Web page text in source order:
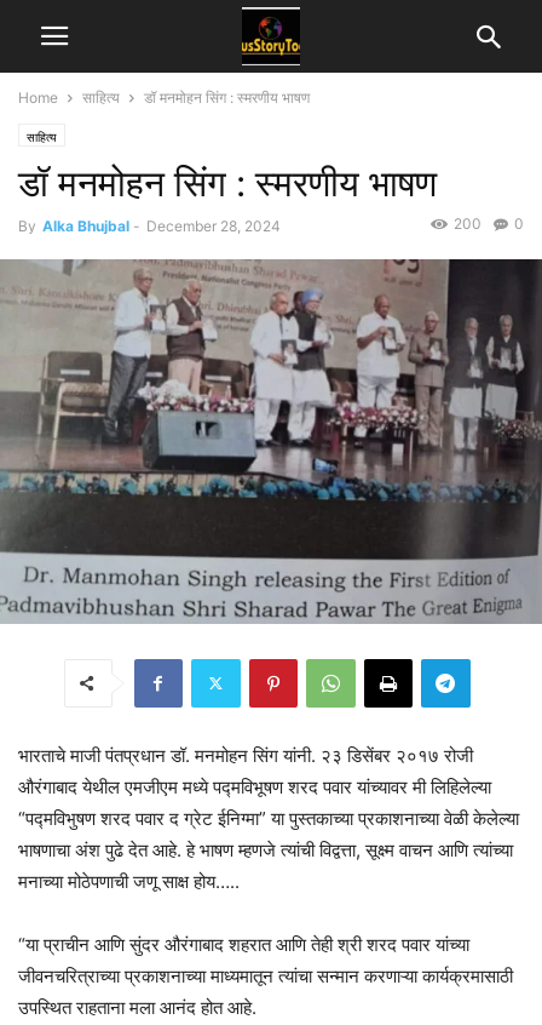
Home साहित्य डॉ मनमोहन सिंग : स्मरणीय भाषण
साहित्य
डॉ मनमोहन सिंग : स्मरणीय भाषण
By Alka Bhujbal - December 28, 2024 0
200
भारताचे माजी पंतप्रधान डॉ. मनमोहन सिंग यांनी. २३ डिसेंबर २०१७ रोजी
औरंगाबाद येथील एमजीएम मध्ये पद्मविभूषण शरद पवार यांच्यावर मी लिहिलेल्या
“पद्मविभुषण शरद पवार द ग्रेट ईनिग्मा” या पुस्तकाच्या प्रकाशनाच्या वेळी केलेल्या
भाषणाचा अंश पुढे देत आहे. हे भाषण म्हणजे त्यांची विद्वत्ता, सूक्ष्म वाचन आणि त्यांच्या
मनाच्या मोठेपणाची जणू साक्ष होय…..
“या प्राचीन आणि सुंदर औरंगाबाद शहरात आणि तेही श्री शरद पवार यांच्या
जीवनचरित्राच्या प्रकाशनाच्या माध्यमातून त्यांचा सन्मान करणाऱ्या कार्यक्रमासाठी
उपस्थित राहताना मला आनंद होत आहे.